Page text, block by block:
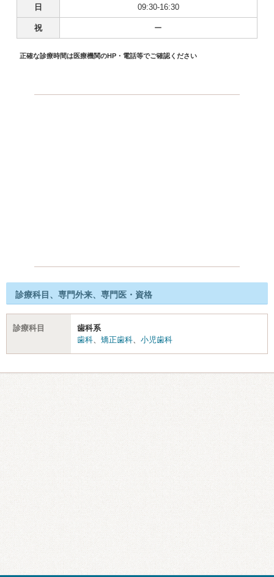
日 09:30-16:30
祝 ー
正確な診療時間は医療機関のHP・電話等でご確認ください
診療科目、専門外来、専門医・資格
診療科目
歯科系
歯科、 矯正歯科、 小児歯科